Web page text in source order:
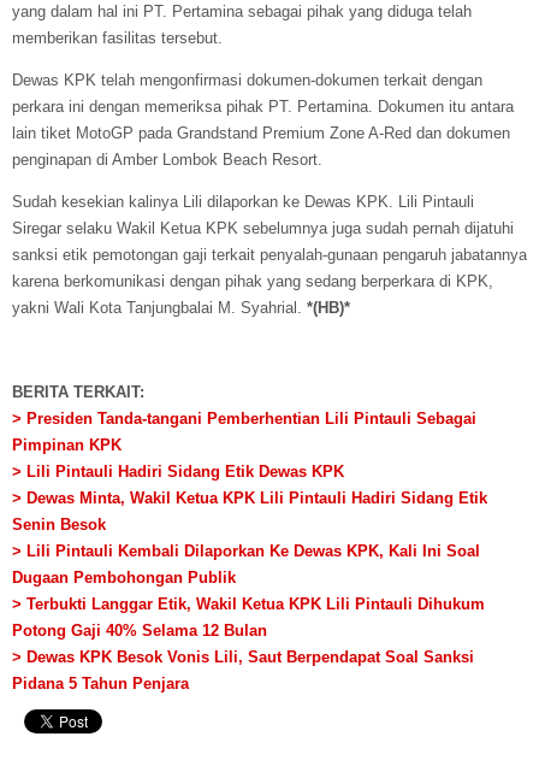
yang dalam hal ini PT. Pertamina sebagai pihak yang diduga telah
memberikan fasilitas tersebut.
Dewas KPK telah mengonfirmasi dokumen-dokumen terkait dengan
perkara ini dengan memeriksa pihak PT. Pertamina. Dokumen itu antara
lain tiket MotoGP pada Grandstand Premium Zone A-Red dan dokumen
penginapan di Amber Lombok Beach Resort.
Sudah kesekian kalinya Lili dilaporkan ke Dewas KPK. Lili Pintauli
Siregar selaku Wakil Ketua KPK sebelumnya juga sudah pernah dijatuhi
sanksi etik pemotongan gaji terkait penyalah-gunaan pengaruh jabatannya
karena berkomunikasi dengan pihak yang sedang berperkara di KPK,
yakni Wali Kota Tanjungbalai M. Syahrial. *(HB)*
BERITA TERKAIT:
> Presiden Tanda-tangani Pemberhentian Lili Pintauli Sebagai
Pimpinan KPK
> Lili Pintauli Hadiri Sidang Etik Dewas KPK
> Dewas Minta, Wakil Ketua KPK Lili Pintauli Hadiri Sidang Etik
Senin Besok
> Lili Pintauli Kembali Dilaporkan Ke Dewas KPK, Kali Ini Soal
Dugaan Pembohongan Publik
> Terbukti Langgar Etik, Wakil Ketua KPK Lili Pintauli Dihukum
Potong Gaji 40% Selama 12 Bulan
> Dewas KPK Besok Vonis Lili, Saut Berpendapat Soal Sanksi
Pidana 5 Tahun Penjara